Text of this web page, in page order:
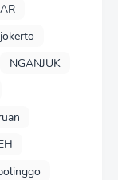
NGANJUK